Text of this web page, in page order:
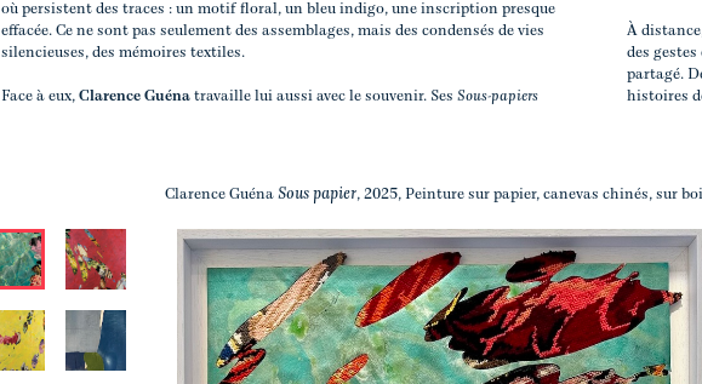
où persistent des traces : un motif floral, un bleu indigo, une inscription presque
effacée. Ce ne sont pas seulement des assemblages, mais des condensés de vies
silencieuses, des mémoires textiles.
Face à eux,Clarence Guéna travaille lui aussi avec le souvenir. SesSous-papiers
À
des
partagé.
histoires
Clarence GuénaSous papier, 2025, Peinture sur papier, canevas chinés, sur